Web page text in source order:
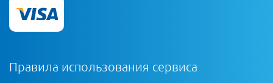
Правила использования сервиса